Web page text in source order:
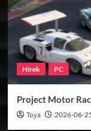
Hírek PC
Project Motor
Toya 2026-06-